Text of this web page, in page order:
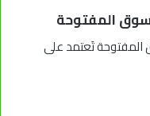
المفتوحة
المفتوحة تَعتمد على